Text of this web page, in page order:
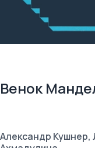
Венок
Александр Кушнер,